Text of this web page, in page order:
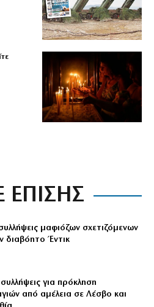
ΕΠΙΣΗΣ
μαφιόζων σχετιζόμενων
διαβόητο Έντικ
συλλήψεις για πρόκληση
από αμέλεια σε Λέσβο και